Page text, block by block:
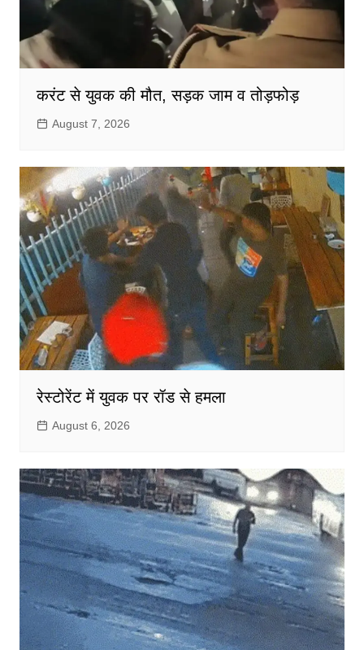
करंट से युवक की मौत, सड़क जाम व तोड़फोड़
August 7, 2026
रेस्टोरेंट में युवक पर रॉड से हमला
August 6, 2026